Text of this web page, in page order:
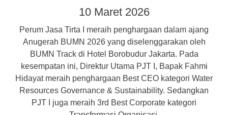
10 Maret 2026
Perum Jasa Tirta I meraih penghargaan dalam ajang
Anugerah BUMN 2026 yang diselenggarakan oleh
BUMN Track di Hotel Borobudur Jakarta. Pada
kesempatan ini, Direktur Utama PJT I, Bapak Fahmi
Hidayat meraih penghargaan Best CEO kategori Water
Resources Governance & Sustainability. Sedangkan
PJT I juga meraih 3rd Best Corporate kategori